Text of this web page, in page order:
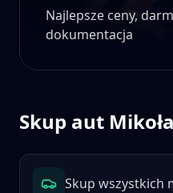
Najlepsze ceny,
dokumentacja
Skup aut
Skup wszystkich